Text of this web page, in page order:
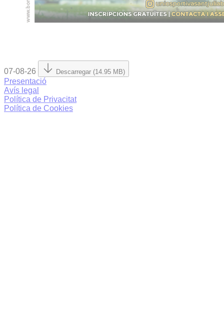
07-08-26 Descarregar (14.95 MB)
Presentació
Avís legal
Política de Privacitat
Política de Cookies